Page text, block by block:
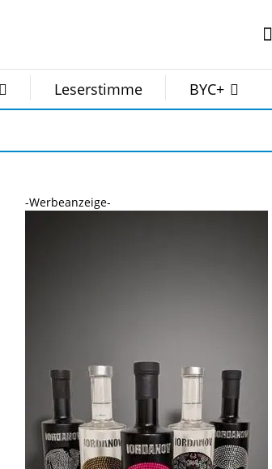
Leserstimme BYC+
-Werbeanzeige-